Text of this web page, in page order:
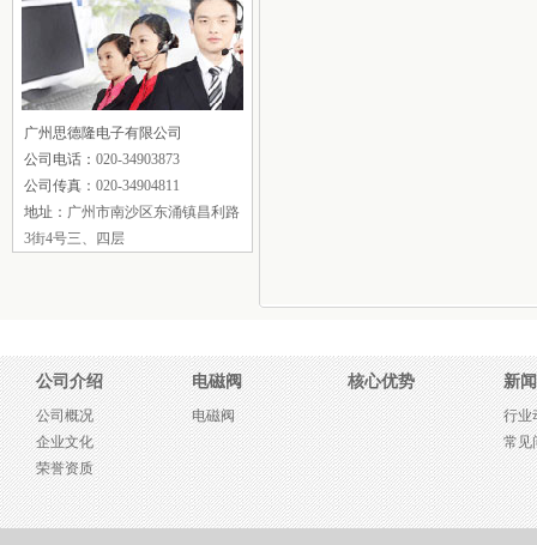
广州思德隆电子有限公司
公司电话： 020-34903873
公司传真： 020-34904811
地址： 广州市南沙区东涌镇昌利路
3街4号三、四层
公司介绍
公司概况
企业文化
荣誉资质
电磁阀
电磁阀
核心优势 新
行业
常见